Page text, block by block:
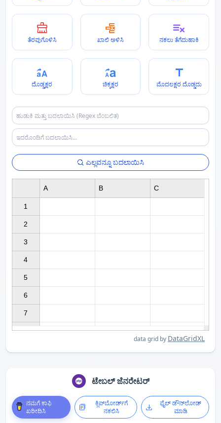
ತೆರವುಗೊಳಿಸಿ ಖಾಲಿ ಅಳಿಸಿ ನಕಲು ತೆಗೆದುಹಾಕಿ
ದೊಡ್ಡಕ್ಷರ ಚಿಕ್ಕಕ್ಷರ ಮೊದಲಕ್ಷರ ದೊಡ್ಡದು
ಎಲ್ಲವನ್ನೂ ಬದಲಾಯಿಸಿ
data grid by DataGridXL
1
2
3
4
5
6
7
A B C
ಟೇಬಲ್ ಜೆನರೇಟರ್
ನಮಗೆ ಕಾಫಿ
ಖರೀದಿಸಿ
ಕ್ಲಿಪ್‌ಬೋರ್ಡ್‌ಗೆ
ನಕಲಿಸಿ
ಫೈಲ್ ಡೌನ್‌ಲೋಡ್
ಮಾಡಿ